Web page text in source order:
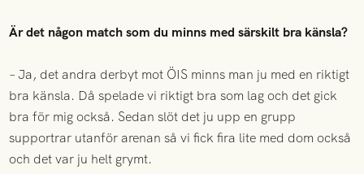
Är det någon match som du minns med särskilt bra känsla?
– Ja, det andra derbyt mot ÖIS minns man ju med en riktigt
bra känsla. Då spelade vi riktigt bra som lag och det gick
bra för mig också. Sedan slöt det ju upp en grupp
supportrar utanför arenan så vi fick fira lite med dom också
och det var ju helt grymt.